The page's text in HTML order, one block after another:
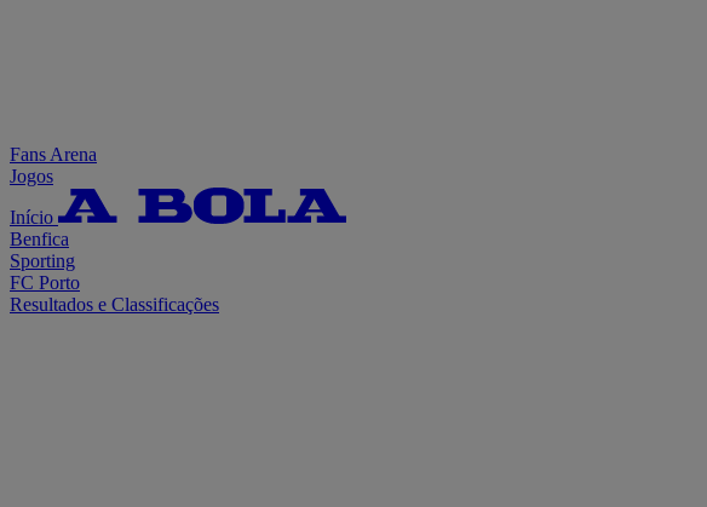
Fans Arena
Jogos
Início
Benfica
Sporting
FC Porto
Resultados e Classificações